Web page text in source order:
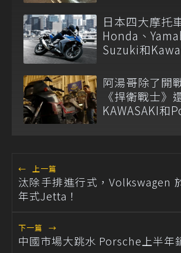
日本四大摩托
Honda、
Suzuki和
阿湯哥除了開
《捍衛戰士》
KAWASAKI和
← 上一篇
汰除手排進行式，Volkswagen
年式Jetta！
下一篇 →
中國市場大跳水 Porsche上半年